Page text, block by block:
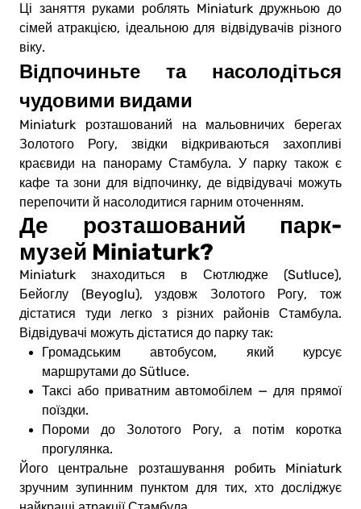
Ці заняття руками роблять Miniaturk дружньою до
сімей атракцією, ідеальною для відвідувачів різного
віку.
Відпочиньте та насолодіться
чудовими видами
Miniaturk розташований на мальовничих берегах
Золотого Рогу, звідки відкриваються захопливі
краєвиди на панораму Стамбула. У парку також є
кафе та зони для відпочинку, де відвідувачі можуть
перепочити й насолодитися гарним оточенням.
Де розташований парк-
музей Miniaturk?
Miniaturk знаходиться в Сютлюдже (Sutluce),
Бейоглу (Beyoglu), уздовж Золотого Рогу, тож
дістатися туди легко з різних районів Стамбула.
Відвідувачі можуть дістатися до парку так:
Громадським автобусом, який курсує
маршрутами до Sütluce.
Таксі або приватним автомобілем — для прямої
поїздки.
Пороми до Золотого Рогу, а потім коротка
прогулянка.
Його центральне розташування робить Miniaturk
зручним зупинним пунктом для тих, хто досліджує